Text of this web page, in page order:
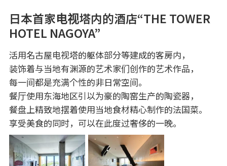
日本首家电视塔内的酒店“THE TOWER
HOTEL NAGOYA”
活用名古屋电视塔的躯体部分等建成的客房内，
装饰着与当地有渊源的艺术家们创作的艺术作品，
每一间都是充满个性的非日常空间。
餐厅使用东海地区引以为豪的陶窑生产的陶瓷器，
餐盘上精致地摆着使用当地食材精心制作的法国菜。
享受美食的同时，可以在此度过奢侈的一晚。